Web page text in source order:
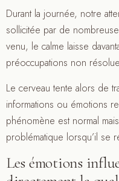
Durant la journée, notre
sollicitée par de
venu, le calme laisse
préoccupations non
Le cerveau tente alors de
informations ou émotions
phénomène est normal
problématique lorsqu’il se
Les émotions